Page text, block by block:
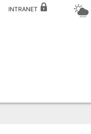
INTRANET